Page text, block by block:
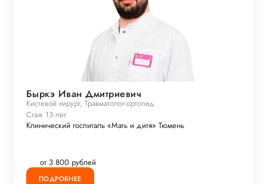
Быркэ Иван Дмитриевич
Кистевой хирург, Травматолог-ортопед
Стаж 13 лет
Клинический госпиталь «Мать и дитя» Тюмень
от 3 800 рублей
ПОДРОБНЕЕ